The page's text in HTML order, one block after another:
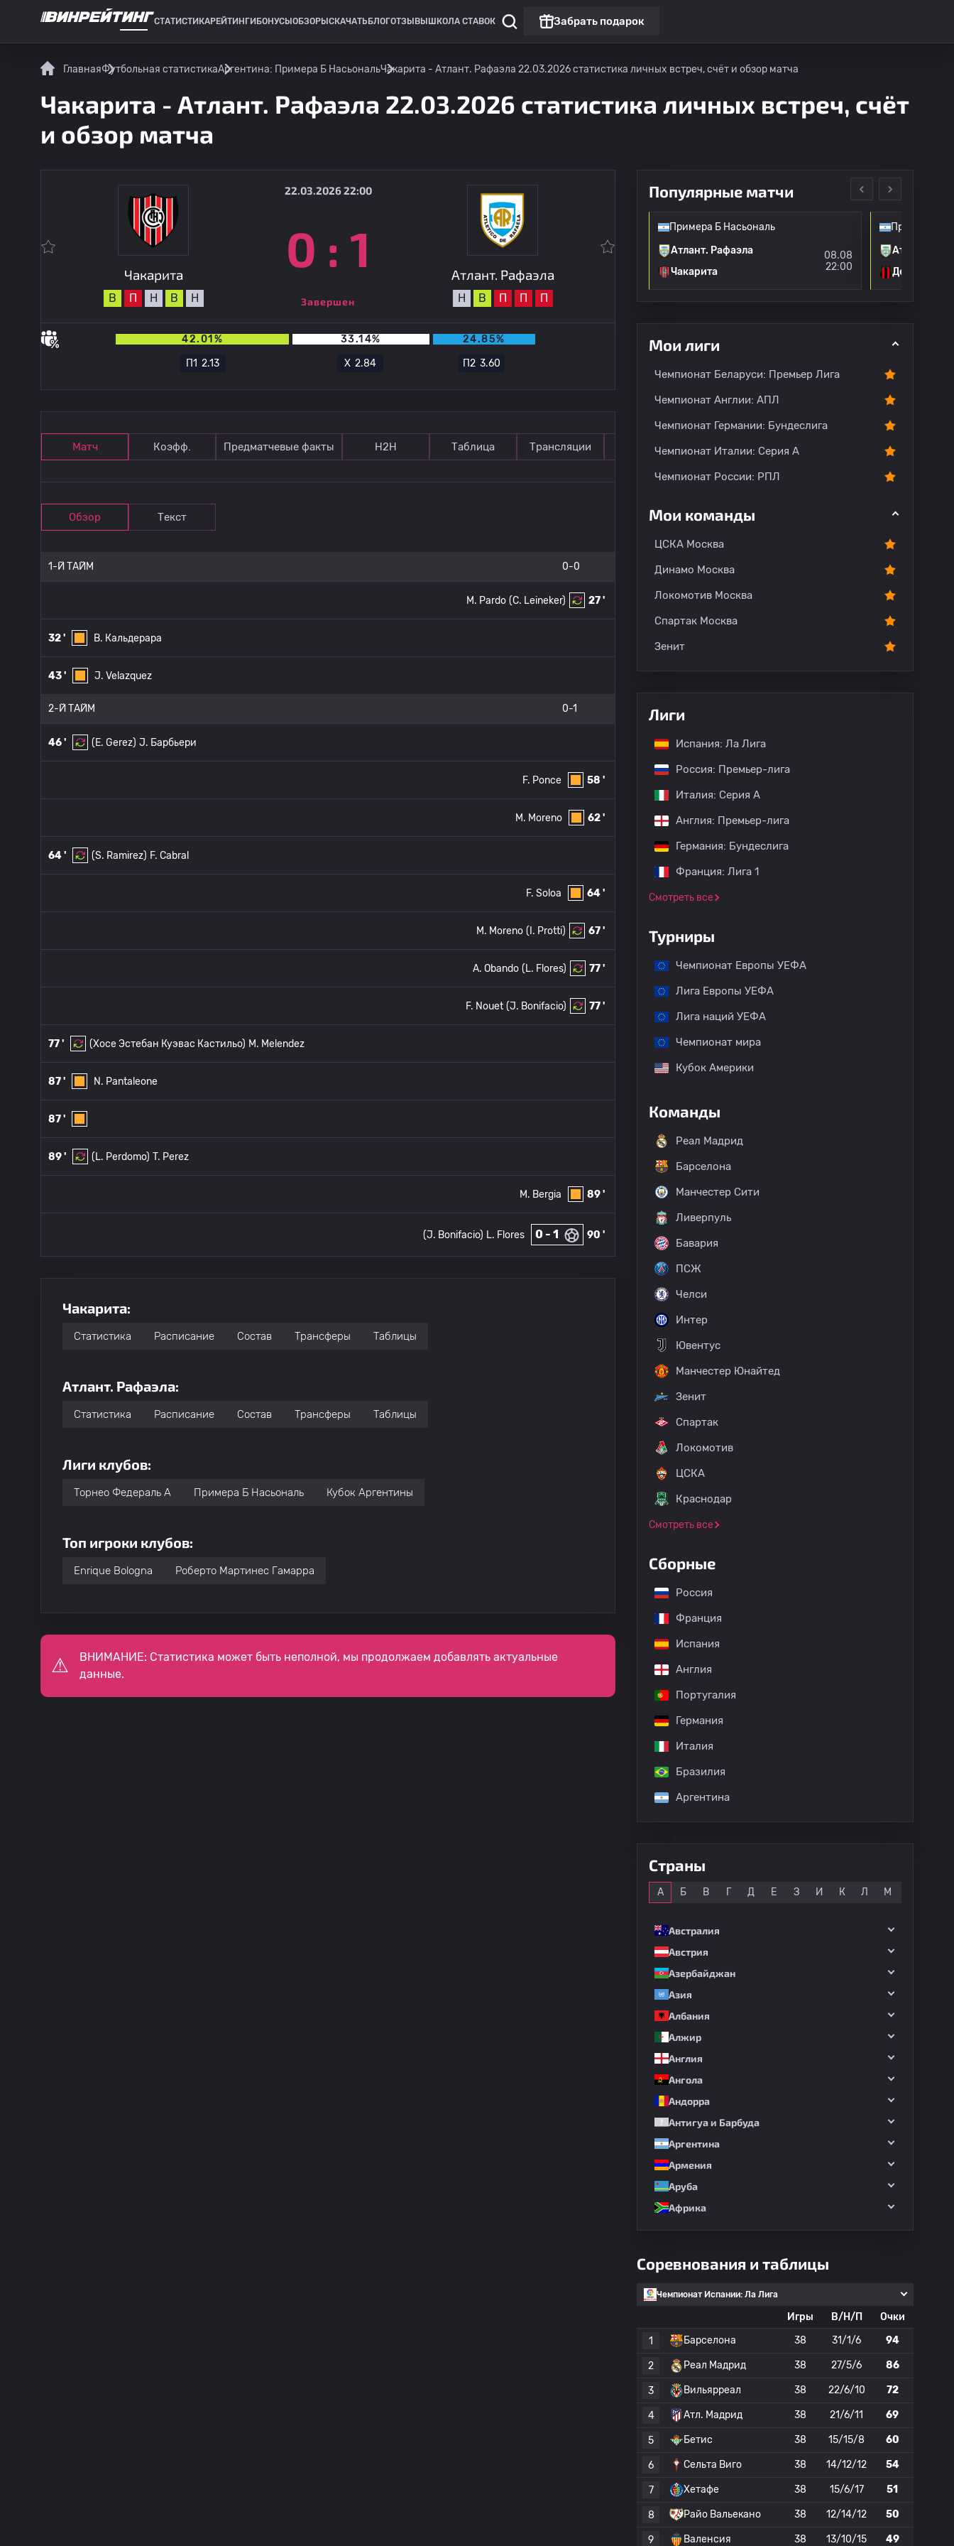
СТАТИСТИКАРЕЙТИНГИ БОНУСЫ ОБЗОРЫ СКАЧАТЬ БЛОГОТЗЫВЫ ШКОЛА СТАВОК Забрать подарок
ГлавнаяФутбольная статистикаАргентина: Примера Б НасьональЧакарита - Атлант. Рафаэла 22.03.2026 статистика личных встреч, счёт и обзор матча
Чакарита - Атлант. Рафаэла 22.03.2026 статистика личных встреч, счёт
и обзор матча
Чакарита
В П Н В Н
22.03.2026 22:00
0 : 1
Завершен
Атлант. Рафаэла
Н В П П П
42.01% 33.14%
24.85%
П1 2.13 Х 2.84 П23.60
Матч Коэфф. Предматчевые факты Н2Н Таблица Трансляции Прогноз Комментарии
Обзор Текст
1-Й ТАЙМ 0-0
27 '
(C. Leineker)
M. Pardo
32 ' B. Кальдерара
43 ' J. Velazquez
2-Й ТАЙМ 0-1
46 ' (E. Gerez) J. Барбьери
58 '
F. Ponce
62 '
M. Moreno
64 ' (S. Ramirez) F. Cabral
64 '
F. Soloa
67 '
(I. Protti)
M. Moreno
77 '
(L. Flores)
A. Obando
77 '
(J. Bonifacio)
F. Nouet
77 ' (Хосе Эстебан Куэвас Кастильо) M. Melendez
87 ' N. Pantaleone
87 '
89 ' (L. Perdomo) T. Perez
89 '
M. Bergia
90 '
0 - 1
L. Flores
(J. Bonifacio)
Чакарита:
Статистика Расписание Состав Трансферы Таблицы
Атлант. Рафаэла:
Статистика Расписание Состав Трансферы Таблицы
Лиги клубов:
Торнео Федераль A Примера Б Насьональ Кубок Аргентины
Топ игроки клубов:
Enrique Bologna Роберто Мартинес Гамарра
ВНИМАНИЕ: Статистика может быть неполной, мы продолжаем добавлять актуальные
данные.
Популярные матчи
Примера Б Насьональ
Атлант. Рафаэла
Деф. де Бельграно
15.08
Примера Б Насьональ
Атлант. Рафаэла
Чакарита
08.08
22:00
Примера Б
Атлант.
Деф. де
Мои лиги
Чемпионат Беларуси: Премьер Лига
Чемпионат Англии: АПЛ
Чемпионат Германии: Бундеслига
Чемпионат Италии: Серия А
Чемпионат России: РПЛ
Мои команды
ЦСКА Москва
Динамо Москва
Локомотив Москва
Спартак Москва
Зенит
Лиги
Испания: Ла Лига
Россия: Премьер-лига
Италия: Серия А
Англия: Премьер-лига
Германия: Бундеслига
Франция: Лига 1
Смотреть все
Турниры
Чемпионат Европы УЕФА
Лига Европы УЕФА
Лига наций УЕФА
Чемпионат мира
Кубок Америки
Команды
Реал Мадрид
Барселона
Манчестер Сити
Ливерпуль
Бавария
ПСЖ
Челси
Интер
Ювентус
Манчестер Юнайтед
Зенит
Спартак
Локомотив
ЦСКА
Краснодар
Смотреть все
Сборные
Россия
Франция
Испания
Англия
Португалия
Германия
Италия
Бразилия
Аргентина
Страны
А Б В Г Д Е З И К Л М
Австралия
Австрия
Азербайджан
Азия
Албания
Алжир
Англия
Ангола
Андорра
Антигуа и Барбуда
Аргентина
Армения
Аруба
Африка
Соревнования и таблицы
Чемпионат Испании: Ла Лига
Игры В/Н/П
Очки
1
Барселона 38 31/1/6 94
2 Реал Мадрид 38 27/5/6 86
3 Вильярреал 38 22/6/10 72
4 Атл. Мадрид 38 21/6/11 69
5 Бетис 38 15/15/8 60
6 Сельта Виго 38 14/12/12 54
7 Хетафе 38 15/6/17 51
8 Райо Вальекано 38 12/14/12 50
9 Валенсия 38 13/10/15 49